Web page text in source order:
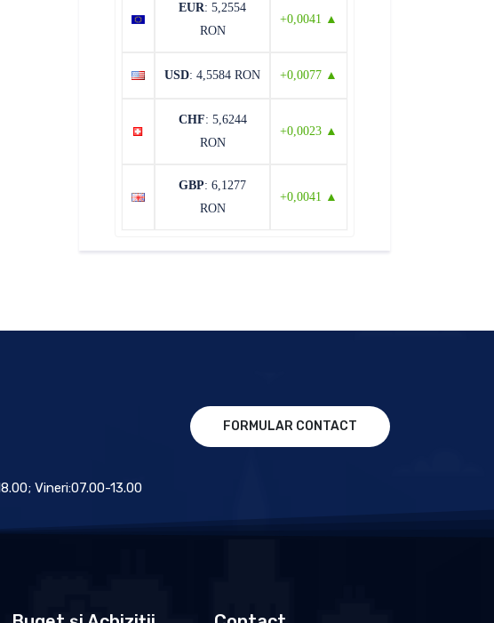
EUR: 5,2554
RON
+0,0041 ▲
USD: 4,5584 RON +0,0077 ▲
CHF: 5,6244
RON
+0,0023 ▲
GBP: 6,1277
RON
+0,0041 ▲
Vineri:07.00-13.00
FORMULAR CONTACT